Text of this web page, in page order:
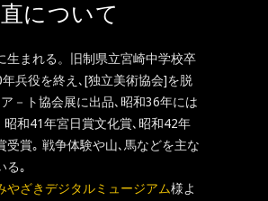
について
生まれる。旧制県立宮崎中学校卒
兵役を終え､[独立美術協会]を脱
－ト協会展に出品､昭和36年には
昭和41年宮日賞文化賞､昭和42年
受賞｡ 戦争体験や山､馬などを主な
る｡
やざきデジタルミュージアム様よ